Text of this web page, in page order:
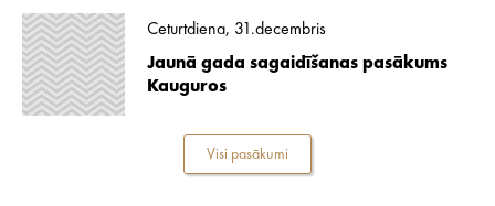
Ceturtdiena, 31.decembris
Jaunā gada sagaidīšanas pasākums
Kauguros
Visi pasākumi